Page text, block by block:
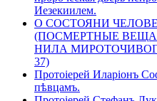
Иезекиилем.
О СОСТОЯНИ
(ПОСМЕРТНЫЕ
НИЛА
37)
Протоіерей Иларіонъ
пѣвцамъ.